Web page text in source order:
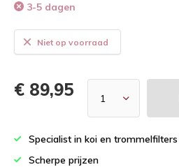
3-5 dagen
Niet op voorraad
€ 89,95
Specialist in koi en trommelfilters
Scherpe prijzen